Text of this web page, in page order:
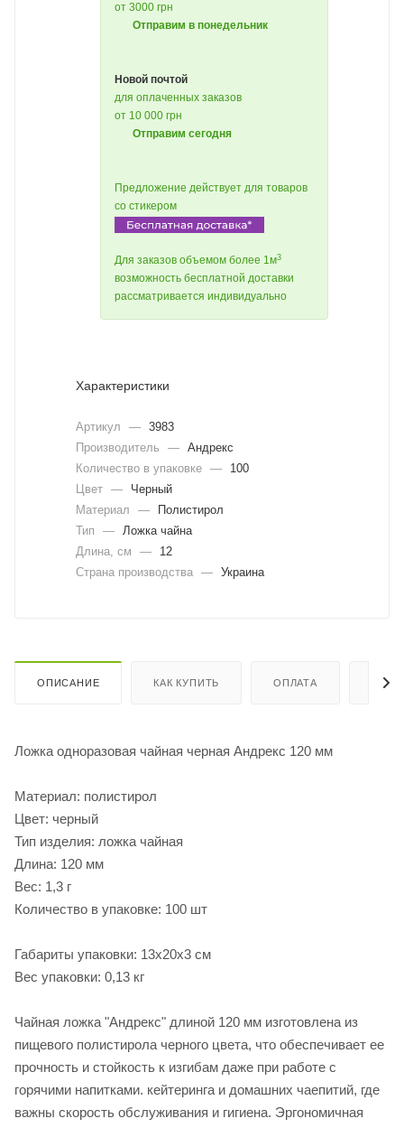
от 3000 грн
Отправим в понедельник
Новой почтой
для оплаченных заказов
от 10 000 грн
Отправим сегодня
Предложение действует для товаров
со стикером
Для заказов объемом более 1м3
возможность бесплатной доставки
рассматривается индивидуально
Характеристики
Артикул — 3983
Производитель
— Андрекс
Количество в упаковке —
100
Цвет —
Черный
Материал
—
Полистирол
Тип
—
Ложка чайна
Длина, cм
—
12
Страна производства — Украина
ОПИСАНИЕ КАК КУПИТЬ ОПЛАТА
Ложка одноразовая чайная черная Андрекс 120 мм
Материал: полистирол
Цвет: черный
Тип изделия: ложка чайная
Длина: 120 мм
Вес: 1,3 г
Количество в упаковке: 100 шт
Габариты упаковки: 13х20х3 см
Вес упаковки: 0,13 кг
Чайная ложка "Андрекс" длиной 120 мм изготовлена из
пищевого полистирола черного цвета, что обеспечивает ее
прочность и стойкость к изгибам даже при работе с
горячими напитками. кейтеринга и домашних чаепитий, где
важны скорость обслуживания и гигиена. Эргономичная